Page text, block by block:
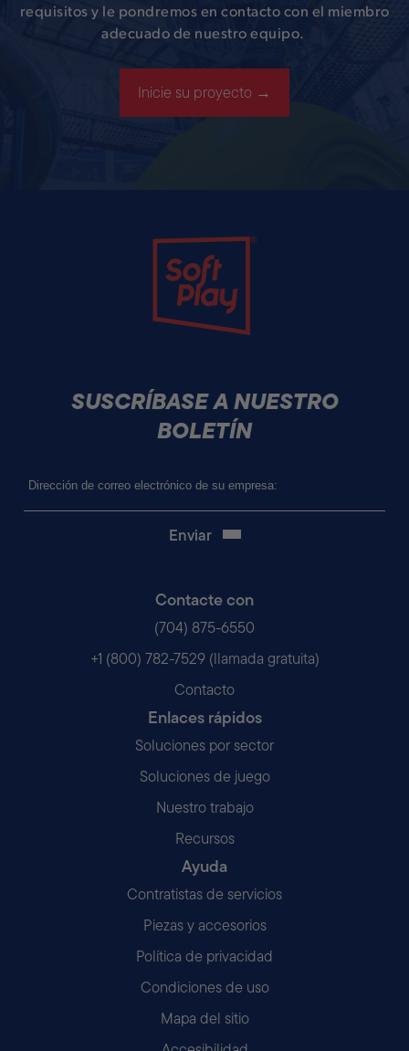
requisitos y le pondremos en contacto con el miembro
adecuado de nuestro equipo.
Inicie su proyecto →
Soft Play
SUSCRÍBASE A NUESTRO
BOLETÍN
electrónico
Contacte con
(704) 875-6550
+1 (800) 782-7529 (llamada gratuita)
Contacto
Enlaces rápidos
Soluciones por sector
Soluciones de juego
Nuestro trabajo
Recursos
Ayuda
Contratistas de servicios
Piezas y accesorios
Política de privacidad
Condiciones de uso
Mapa del sitio